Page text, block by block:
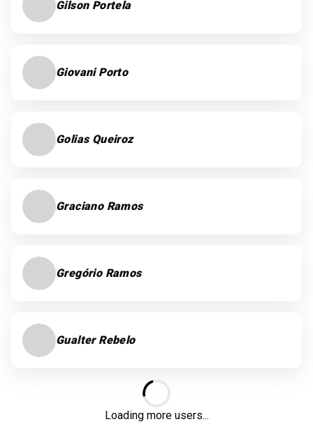
Gilson Portela
Giovani Porto
Golias Queiroz
Graciano Ramos
Gregório Ramos
Gualter Rebelo
Loading...
Loading more users...